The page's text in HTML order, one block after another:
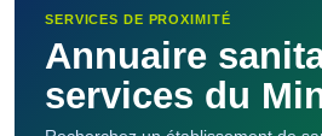
SERVICES DE PROXIMITÉ
Annuaire
services du